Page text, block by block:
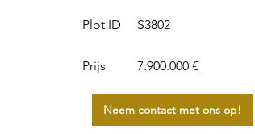
Plot ID
Prijs
S3802
7.900.000 €
Neem contact met ons op!